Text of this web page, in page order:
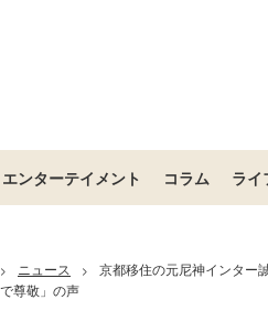
エンターテイメント コラム ライ
> ニュース >
京都移住の元尼神インター
尊敬」の声